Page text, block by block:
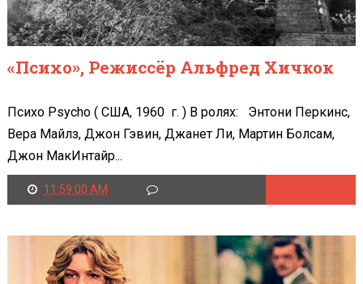
«Психо», Режиссёр Альфред Хичкок
Психо Psycho ( США, 1960 г. ) В ролях: Энтони Перкинс,
Вера Майлз, Джон Гэвин, Джанет Ли, Мартин Болсам,
Джон МакИнтайр...
11:59:00 AM